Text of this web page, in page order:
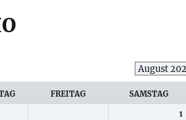
FREITAG SAMSTAG
1